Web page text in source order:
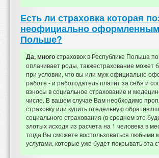
Есть ли страховка которая
неофициально
Польше?
Да, многостраховок в Республике Польша
оплачивает роды, такжестрахование может
при условии, что вы или муж официально
работе - и работодатель платит за себя и
взносы в социальное страхование и
числе. В вашем случае Вам необходимо
страховку или купить отедельную
социального страхования (в среднем это
злотых исходя из расчета на 1 человека в
тогда Вы сможете воспользоваться любыми
услугами, которые уже будет покрывать эта